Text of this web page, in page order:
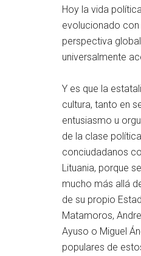
Hoy la vida
evolucionado
perspectiva
universalmente
Y es que la
cultura, tanto en
entusiasmo u
de la clase
conciudadanos
Lituania, porque
mucho más allá
de su propio
Matamoros,
Ayuso o Miguel
populares de